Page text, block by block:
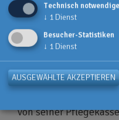
PFLEGEGELD
Ab dem Pflegegrad
von seiner
Technisch
↓ 1 Dienst
Besucher-Statistiken
↓ 1 Dienst
AUSGEWÄHLTE AKZEPTIEREN